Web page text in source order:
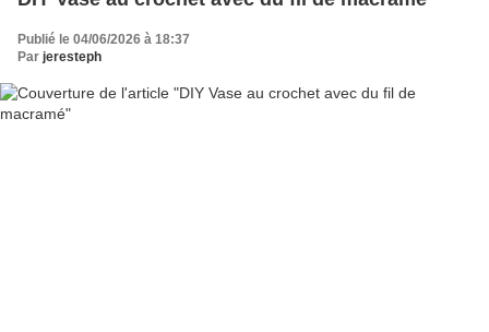
Publié le 04/06/2026 à 18:37
Par jeresteph